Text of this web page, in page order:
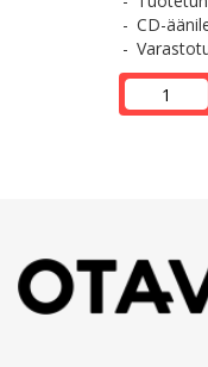
CD-